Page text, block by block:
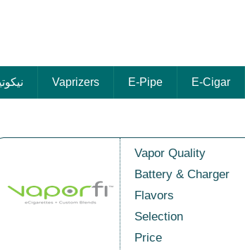
Vaprizers E-Pipe E-Cigar
Vapor Quality
Battery & Charger
Flavors
Selection
Price